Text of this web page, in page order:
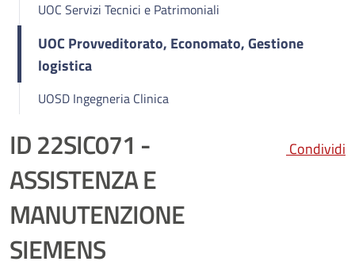
UOC Servizi Tecnici e Patrimoniali
UOC Provveditorato, Economato, Gestione
logistica
UOSD Ingegneria Clinica
ID 22SIC071 -
ASSISTENZA E
MANUTENZIONE
SIEMENS
Condividi